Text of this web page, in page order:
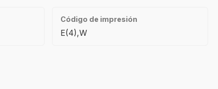
Código de impresión
E(4),W